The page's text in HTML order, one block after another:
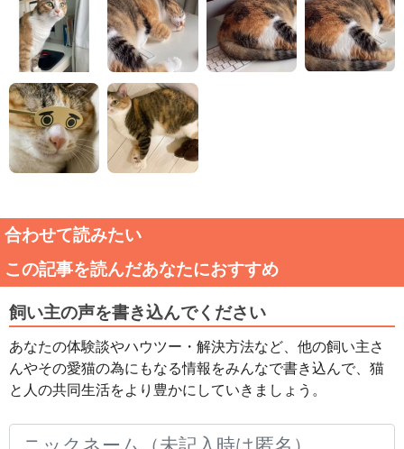
合わせて読みたい
この記事を読んだあなたにおすすめ
飼い主の声を書き込んでください
あなたの体験談やハウツー・解決方法など、他の飼い主さ
んやその愛猫の為にもなる情報をみんなで書き込んで、猫
と人の共同生活をより豊かにしていきましょう。